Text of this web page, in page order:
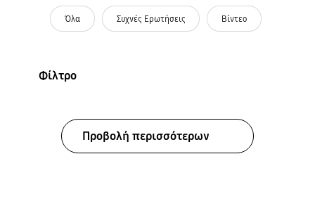
Όλα Συχνές Ερωτήσεις Βίντεο
Φίλτρο
Προβολή περισσότερων